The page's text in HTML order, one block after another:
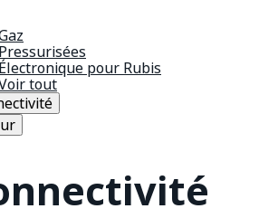
Pressurisées
Électronique pour Rubis
tout